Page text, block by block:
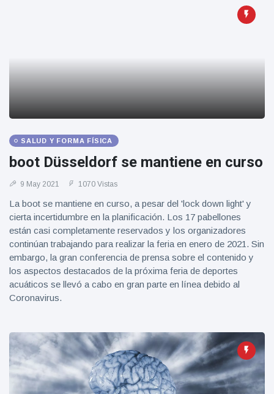
SALUD Y FORMA FÍSICA
boot Düsseldorf se mantiene en curso
9 May 2021 1070 Vistas
La boot se mantiene en curso, a pesar del 'lock down light' y
cierta incertidumbre en la planificación. Los 17 pabellones
están casi completamente reservados y los organizadores
continúan trabajando para realizar la feria en enero de 2021. Sin
embargo, la gran conferencia de prensa sobre el contenido y
los aspectos destacados de la próxima feria de deportes
acuáticos se llevó a cabo en gran parte en línea debido al
Coronavirus.